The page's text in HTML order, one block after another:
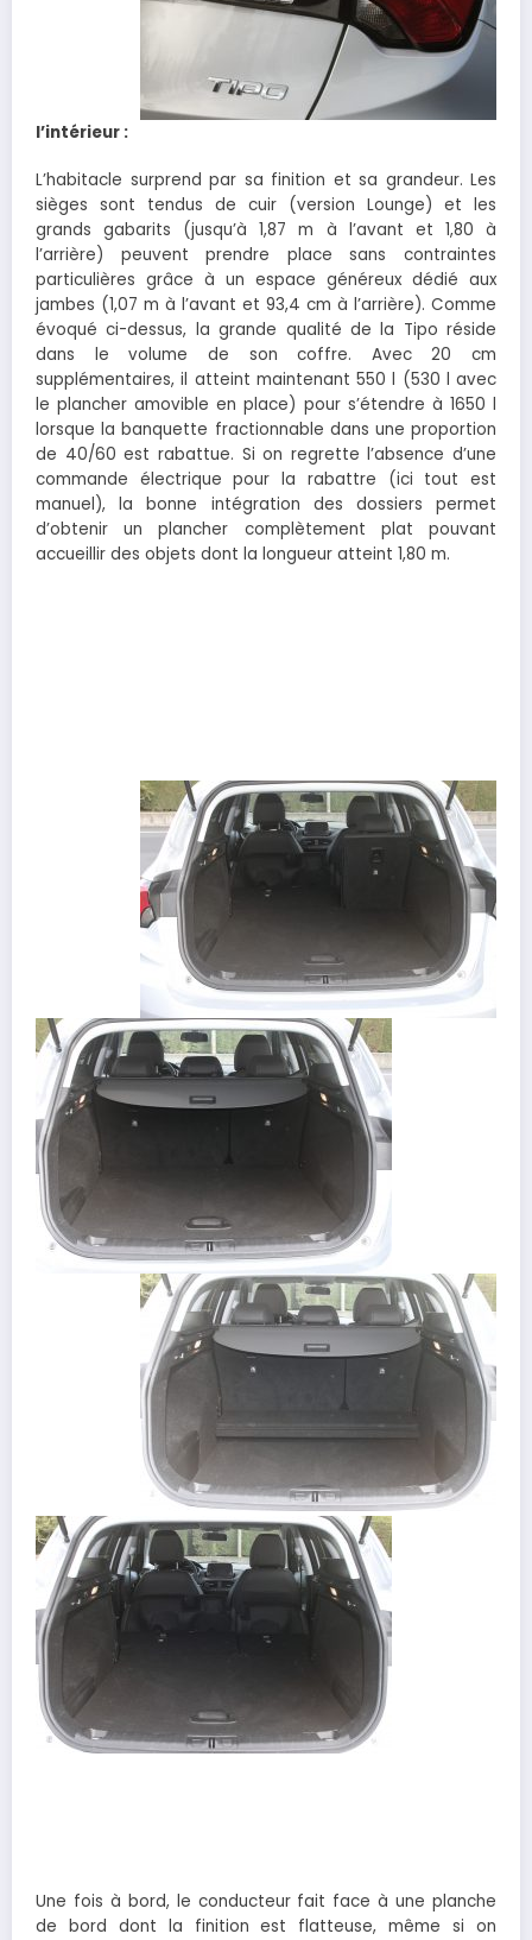
l’intérieur :
L’habitacle surprend par sa finition et sa grandeur. Les
sièges sont tendus de cuir (version Lounge) et les
grands gabarits (jusqu’à 1,87 m à l’avant et 1,80 à
l’arrière) peuvent prendre place sans contraintes
particulières grâce à un espace généreux dédié aux
jambes (1,07 m à l’avant et 93,4 cm à l’arrière). Comme
évoqué ci-dessus, la grande qualité de la Tipo réside
dans le volume de son coffre. Avec 20 cm
supplémentaires, il atteint maintenant 550 l (530 l avec
le plancher amovible en place) pour s’étendre à 1650 l
lorsque la banquette fractionnable dans une proportion
de 40/60 est rabattue. Si on regrette l’absence d’une
commande électrique pour la rabattre (ici tout est
manuel), la bonne intégration des dossiers permet
d’obtenir un plancher complètement plat pouvant
accueillir des objets dont la longueur atteint 1,80 m.
Une fois à bord, le conducteur fait face à une planche
de bord dont la finition est flatteuse, même si on